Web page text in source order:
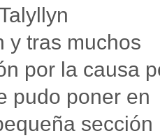
y tras muchos
por la causa
pudo poner en
sección